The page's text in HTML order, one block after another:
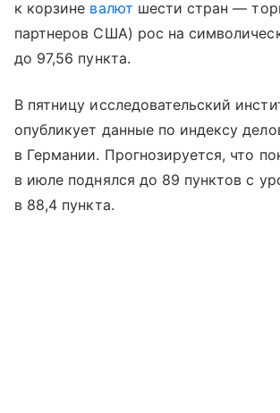
к корзине валют шести стран —
партнеров США) рос на
до 97,56 пункта.
В пятницу исследовательский
опубликует данные по индексу
в Германии. Прогнозируется, что
в июле поднялся до 89 пунктов с
в 88,4 пункта.